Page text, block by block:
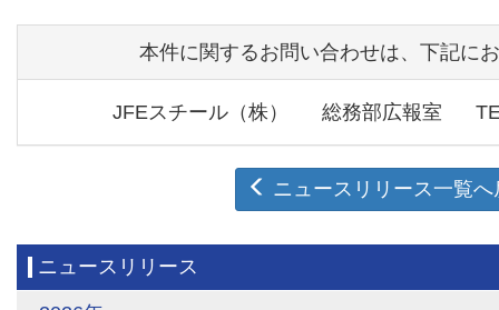
本件に関するお問い合わせは、下記に
JFEスチール（株） 総務部広報室
ニュースリリース一覧へ
ニュースリリース